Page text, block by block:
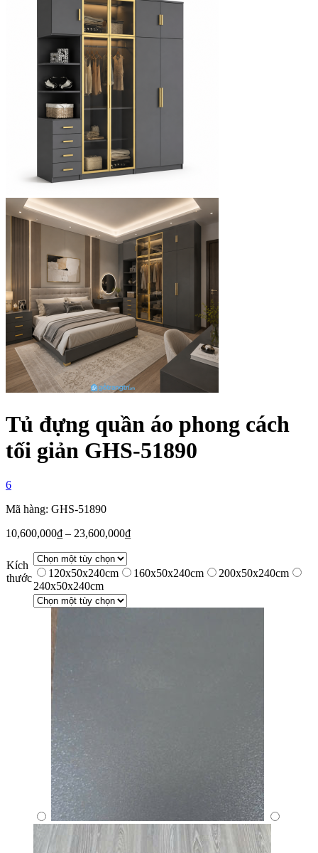
Tủ đựng quần áo phong cách
tối giản GHS-51890
6
Mã hàng: GHS-51890
10,600,000₫ – 23,600,000₫
Kích
thước
120x50x240cm 160x50x240cm
200x50x240cm
240x50x240cm